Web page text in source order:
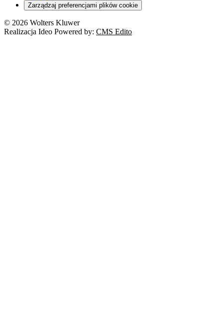
Zarządzaj preferencjami plików cookie
© 2026 Wolters Kluwer
Realizacja Ideo Powered by: CMS Edito